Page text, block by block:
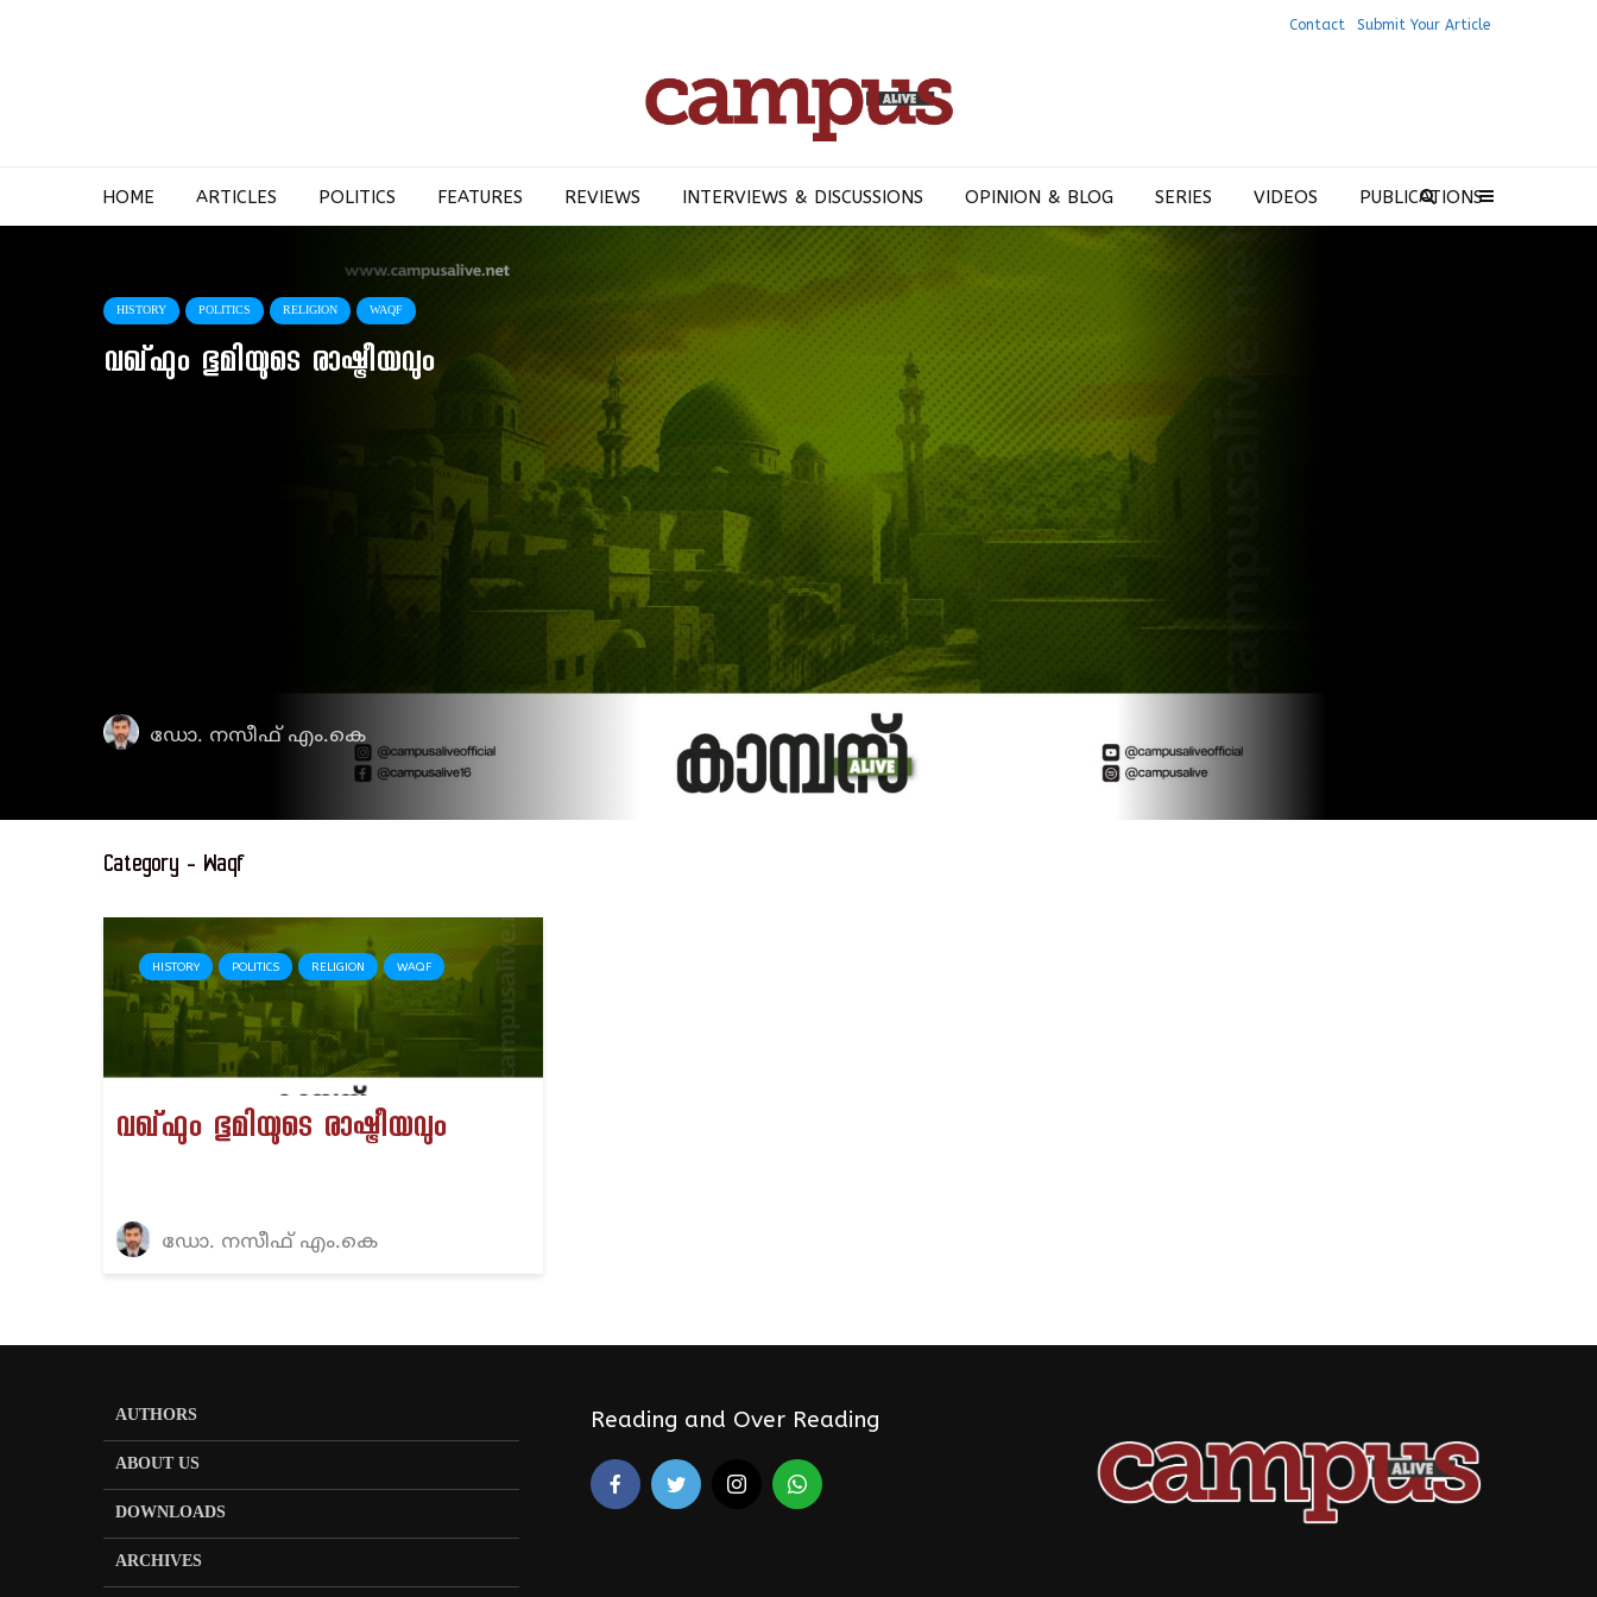
Contact Submit Your Article
HOME ARTICLES POLITICS FEATURES REVIEWS INTERVIEWS & DISCUSSIONS OPINION & BLOG SERIES VIDEOS PUBLICATIONS
HISTORY POLITICS RELIGION WAQF
വഖ്ഫും ഭൂമിയുടെ രാഷ്ട്രീയവും
ഡോ. നസീഫ് എം.കെ
Category - Waqf
HISTORY POLITICS RELIGION WAQF
വഖ്ഫും ഭൂമിയുടെ രാഷ്ട്രീയവും
ഡോ. നസീഫ് എം.കെ
AUTHORS
ABOUT US
DOWNLOADS
ARCHIVES
Reading and Over Reading